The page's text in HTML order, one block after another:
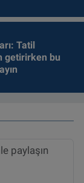
Tatil
getirirken bu